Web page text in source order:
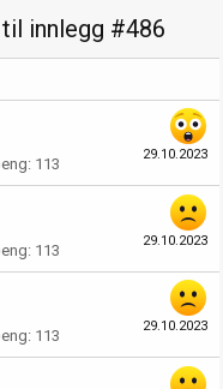
innlegg #486
29.10.2023
113
29.10.2023
113
29.10.2023
113